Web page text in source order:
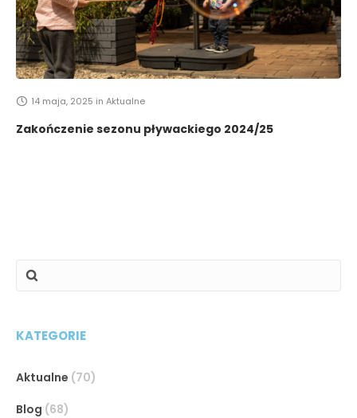
14 maja, 2025 in Aktualne
Zakończenie sezonu pływackiego 2024/25
KATEGORIE
Aktualne (70)
Blog (68)